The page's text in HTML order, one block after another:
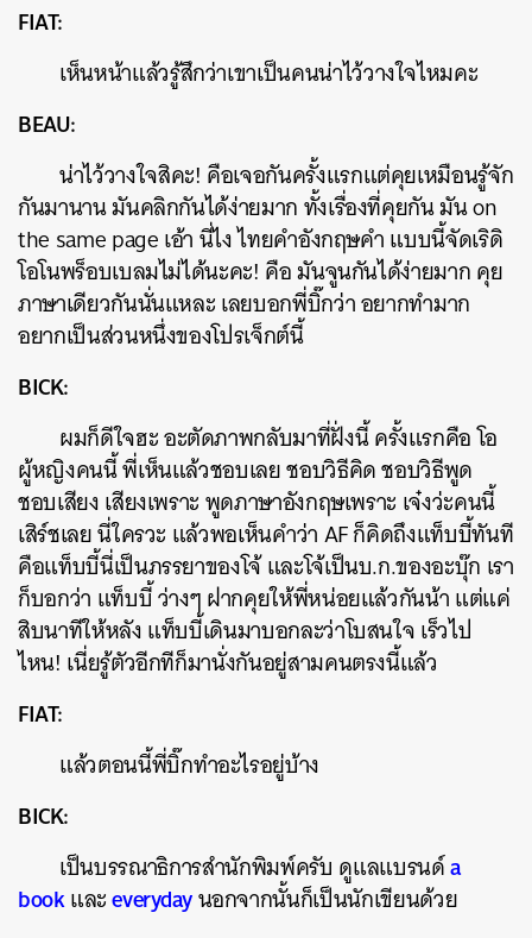
FIAT:
เห็นหน้าแล้วรู้สึกว่าเขาเป็นคนน่าไว้วางใจไหมคะ
BEAU:
น่าไว้วางใจสิคะ! คือเจอกันครั้งแรกแต่คุยเหมือนรู้จัก
กันมานาน มันคลิกกันได้ง่ายมาก ทั้งเรื่องที่คุยกัน มัน on
the same page เอ้า นี่ไง ไทยคำอังกฤษคำ แบบนี้จัดเริดิ
โอโนพร็อบเบลมไม่ได้นะคะ! คือ มันจูนกันได้ง่ายมาก คุย
ภาษาเดียวกันนั่นแหละ เลยบอกพี่บิ๊กว่า อยากทำมาก
อยากเป็นส่วนหนึ่งของโปรเจ็กต์นี้
BICK:
ผมก็ดีใจฮะ อะตัดภาพกลับมาที่ฝั่งนี้ ครั้งแรกคือ โอ
ผู้หญิงคนนี้ พี่เห็นแล้วชอบเลย ชอบวิธีคิด ชอบวิธีพูด
ชอบเสียง เสียงเพราะ พูดภาษาอังกฤษเพราะ เจ๋งว่ะคนนี้
เสิร์ชเลย นี่ใครวะ แล้วพอเห็นคำว่า AF ก็คิดถึงแท็บบี้ทันที
คือแท็บบี้นี่เป็นภรรยาของโจ้ และโจ้เป็นบ.ก.ของอะบุ๊ก เรา
ก็บอกว่า แท็บบี้ ว่างๆ ฝากคุยให้พี่หน่อยแล้วกันน้า แต่แค่
สิบนาทีให้หลัง แท็บบี้เดินมาบอกละว่าโบสนใจ เร็วไป
ไหน! เนี่ยรู้ตัวอีกทีก็มานั่งกันอยู่สามคนตรงนี้แล้ว
FIAT:
แล้วตอนนี้พี่บิ๊กทำอะไรอยู่บ้าง
BICK:
เป็นบรรณาธิการสำนักพิมพ์ครับ ดูแลแบรนด์a
bookและeverydayนอกจากนั้นก็เป็นนักเขียนด้วย